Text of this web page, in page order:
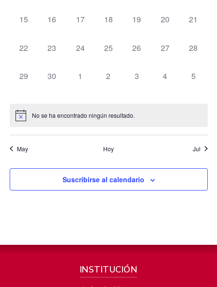
0
15
0
16
0
17
0
18
0
19
0
20
0
21
0
22
0
23
0
24
0
25
0
26
0
27
0
28
0
29
0
30
0
1
0
2
0
3
0
4
0
5
No se ha encontrado ningún resultado.
May Hoy Jul
Suscribirse al calendario
INSTITUCIÓN